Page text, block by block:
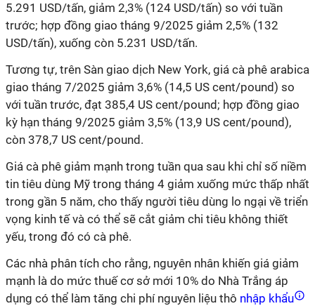
5.291 USD/tấn, giảm 2,3% (124 USD/tấn) so với tuần
trước; hợp đồng giao tháng 9/2025 giảm 2,5% (132
USD/tấn), xuống còn 5.231 USD/tấn.
Tương tự, trên Sàn giao dịch New York, giá cà phê arabica
giao tháng 7/2025 giảm 3,6% (14,5 US cent/pound) so
với tuần trước, đạt 385,4 US cent/pound; hợp đồng giao
kỳ hạn tháng 9/2025 giảm 3,5% (13,9 US cent/pound),
còn 378,7 US cent/pound.
Giá cà phê giảm mạnh trong tuần qua sau khi chỉ số niềm
tin tiêu dùng Mỹ trong tháng 4 giảm xuống mức thấp nhất
trong gần 5 năm, cho thấy người tiêu dùng lo ngại về triển
vọng kinh tế và có thể sẽ cắt giảm chi tiêu không thiết
yếu, trong đó có cà phê.
Các nhà phân tích cho rằng, nguyên nhân khiến giá giảm
mạnh là do mức thuế cơ sở mới 10% do Nhà Trắng áp
dụng có thể làm tăng chi phí nguyên liệu thô nhập khẩu